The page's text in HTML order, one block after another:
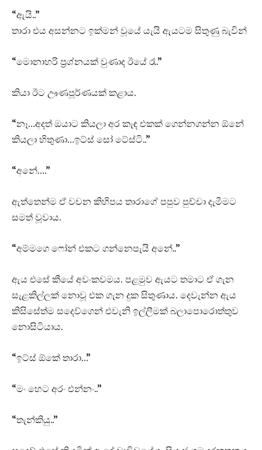
“ඇයි..”
තාරා එය අසන්නට ඉක්මන් වූයේ යැයි ඇයටම සිතුණු බැවින්
“මොනාහරි ප්‍රශ්නයක් වුණාද ඊයේ රෑ.”
කියා ඊට ඌණපූර්ණයක් කළාය.
“නෑ…අදත් ඔයාට කියලා අර කැඳ එකක් ගෙන්නගන්න ඕනේ
කියලා හිතුණා…ඉට්ස් සෝ ටේස්ටි..”
“අනේ….”
ඇත්තෙන්ම ඒ වචන කිහිපය තාරාගේ පපුව පුච්චා දැමීමට
සමත් වූවාය.
“අම්මගෙ ෆෝන් එකට ගන්නෙපැයි අනේ..”
ඇය එසේ කීයේ අවංකවමය. පළමුව ඇයට තමාට ඒ ගැන
සැළකිල්ලක් නොවූ එක ගැන දුක සිතුණාය. දෙවැන්න ඇය
කිසිසේත්ම සදෙව්ගෙන් එවැනි ඉල්ලීමක් බලාපොරොත්තුව
නොසිටියාය.
“ඉට්ස් ඕකේ තාරා…”
“මං හෙට අරං එන්නං..”
“තැන්කියු..”